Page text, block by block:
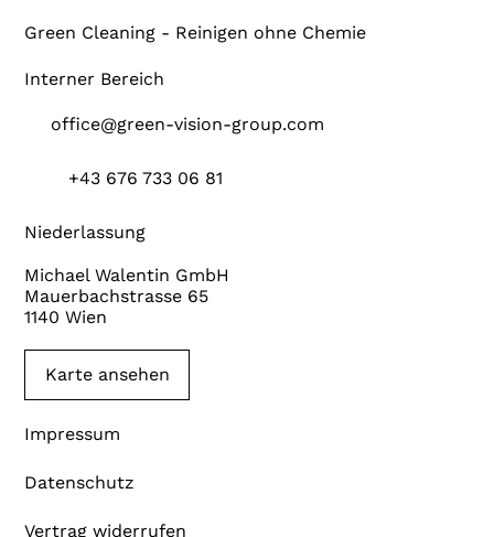
Niederlassung
Michael Walentin GmbH
Mauerbachstrasse 65
1140 Wien
Karte ansehen
Impressum
Datenschutz
Vertrag widerrufen
Green Cleaning - Reinigen ohne Chemie
office@green-vision-group.com
+43 676 733 06 81
Interner Bereich